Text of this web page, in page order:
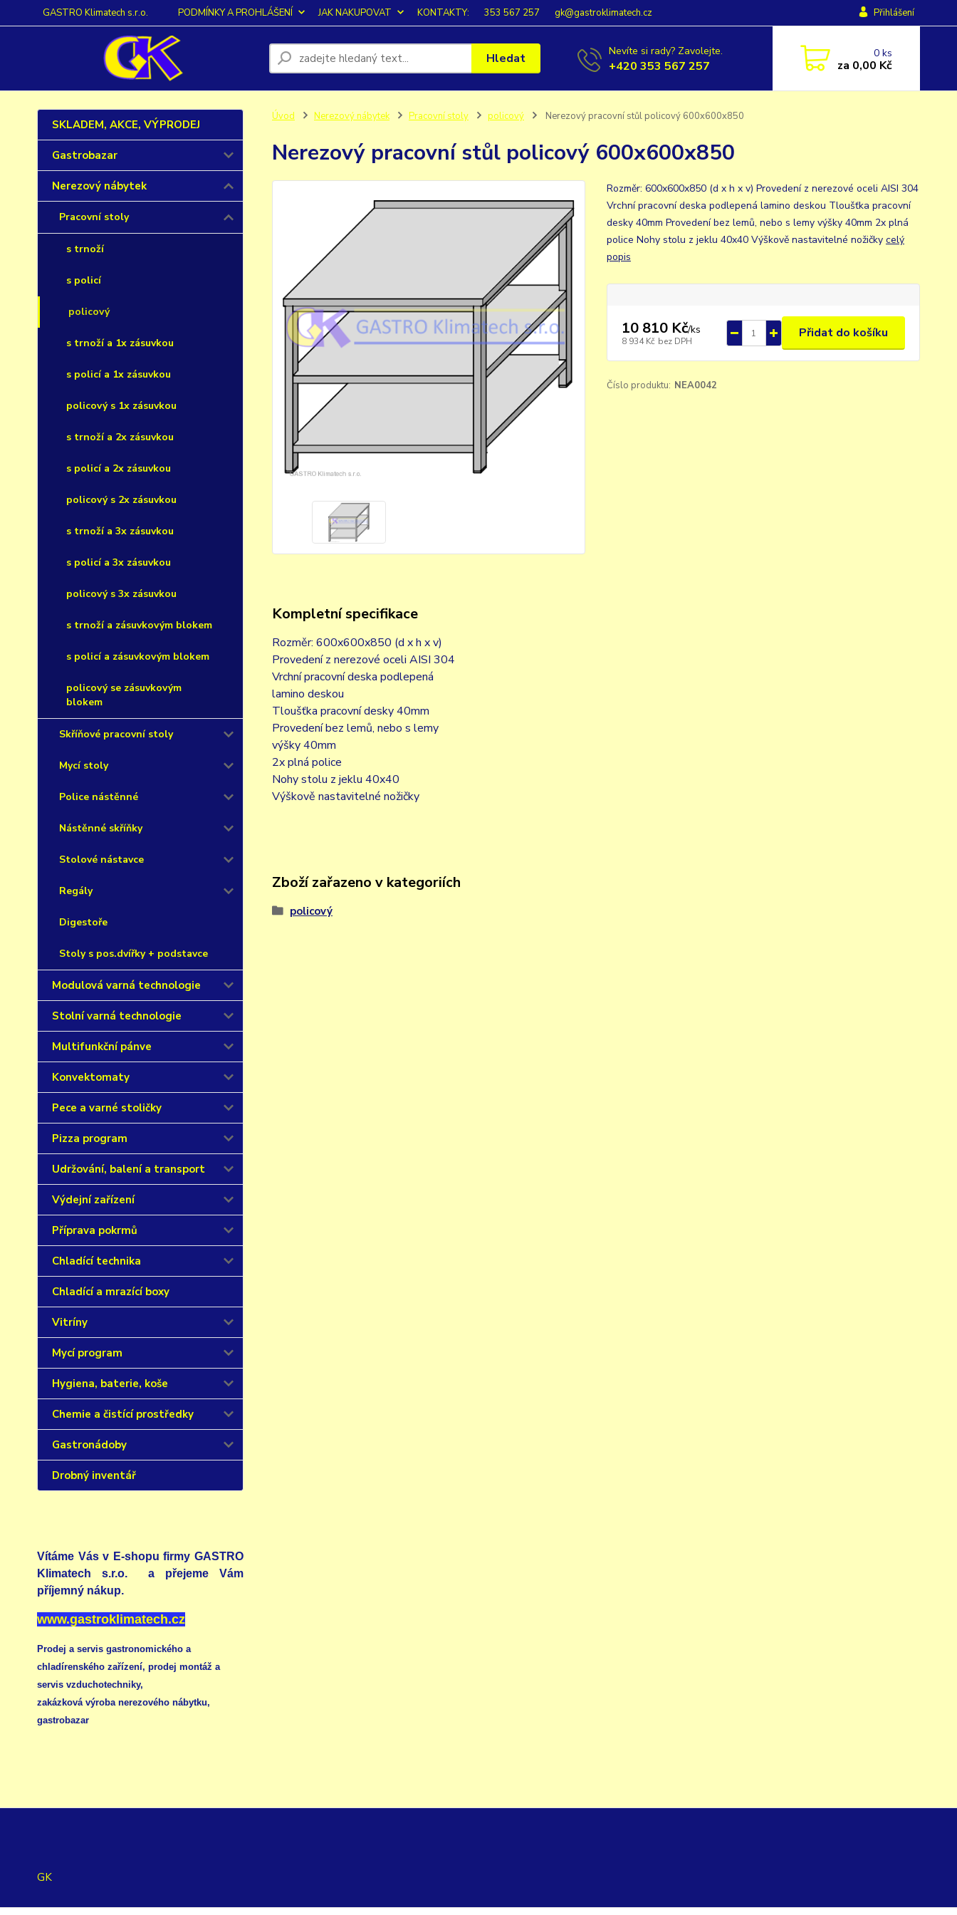
GASTRO Klimatech s.r.o. PODMÍNKY A PROHLÁŠENÍ JAK NAKUPOVAT KONTAKTY: 353 567 257 gk@gastroklimatech.cz Přihlášení
Hledat Nevíte si rady? Zavolejte.
+420 353 567 257
0ks
za 0,00 Kč
SKLADEM, AKCE, VÝPRODEJ
Gastrobazar
Nerezový nábytek
Pracovní stoly
s trnoží
s policí
policový
s trnoží a 1x zásuvkou
s policí a 1x zásuvkou
policový s 1x zásuvkou
s trnoží a 2x zásuvkou
s policí a 2x zásuvkou
policový s 2x zásuvkou
s trnoží a 3x zásuvkou
s policí a 3x zásuvkou
policový s 3x zásuvkou
s trnoží a zásuvkovým blokem
s policí a zásuvkovým blokem
policový se zásuvkovým
blokem
Skříňové pracovní stoly
Mycí stoly
Police nástěnné
Nástěnné skříňky
Stolové nástavce
Regály
Digestoře
Stoly s pos.dvířky + podstavce
Modulová varná technologie
Stolní varná technologie
Multifunkční pánve
Konvektomaty
Pece a varné stoličky
Pizza program
Udržování, balení a transport
Výdejní zařízení
Příprava pokrmů
Chladící technika
Chladící a mrazící boxy
Vitríny
Mycí program
Hygiena, baterie, koše
Chemie a čistící prostředky
Gastronádoby
Drobný inventář
Vítáme Vás v E-shopu firmy GASTRO
Klimatech s.r.o. a přejeme Vám
příjemný nákup.
www.gastroklimatech.cz
Prodej a servis gastronomického a
chladírenského zařízení, prodej montáž a
servis vzduchotechniky,
zakázková výroba nerezového nábytku,
gastrobazar
Úvod Nerezový nábytek Pracovní stoly policový Nerezový pracovní stůl policový 600x600x850
Nerezový pracovní stůl policový 600x600x850
Rozměr: 600x600x850 (d x h x v) Provedení z nerezové oceli AISI 304
Vrchní pracovní deska podlepená lamino deskou Tloušťka pracovní
desky 40mm Provedení bez lemů, nebo s lemy výšky 40mm 2x plná
police Nohy stolu z jeklu 40x40 Výškově nastavitelné nožičky celý
popis
10 810 Kč/ks
8 934 Kč bez DPH
Přidat do košíku
Číslo produktu: NEA0042
Kompletní specifikace
Rozměr: 600x600x850 (d x h x v)
Provedení z nerezové oceli AISI 304
Vrchní pracovní deska podlepená
lamino deskou
Tloušťka pracovní desky 40mm
Provedení bez lemů, nebo s lemy
výšky 40mm
2x plná police
Nohy stolu z jeklu 40x40
Výškově nastavitelné nožičky
Zboží zařazeno v kategoriích
policový
GK